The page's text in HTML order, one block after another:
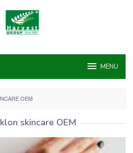
MENU
OEM
skincare OEM